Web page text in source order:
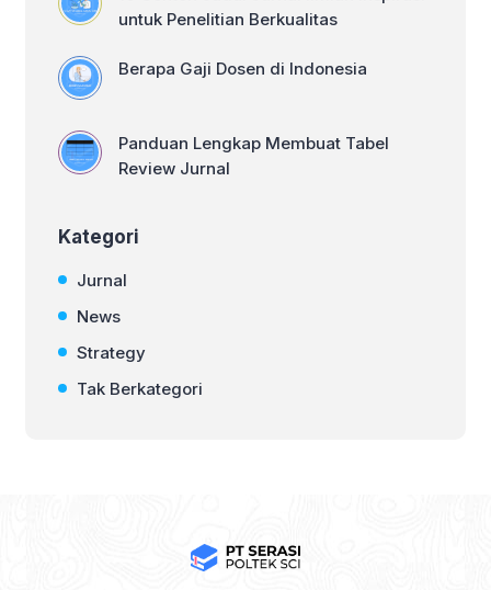
untuk Penelitian Berkualitas
Berapa Gaji Dosen di Indonesia
Panduan Lengkap Membuat Tabel
Review Jurnal
Kategori
Jurnal
News
Strategy
Tak Berkategori